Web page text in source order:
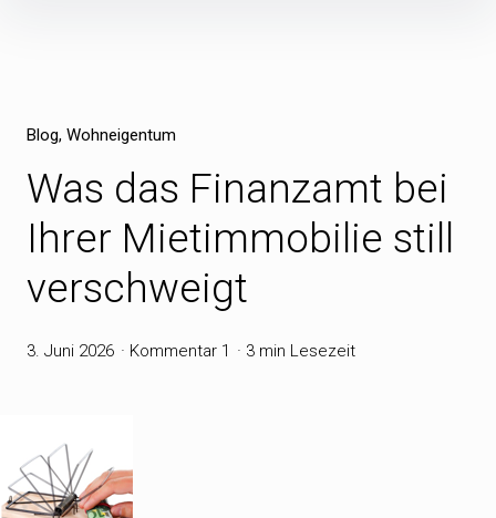
Blog Wohneigentum
Was das Finanzamt bei
Ihrer Mietimmobilie still
verschweigt
3. Juni 2026 Kommentar 1 3 min Lesezeit